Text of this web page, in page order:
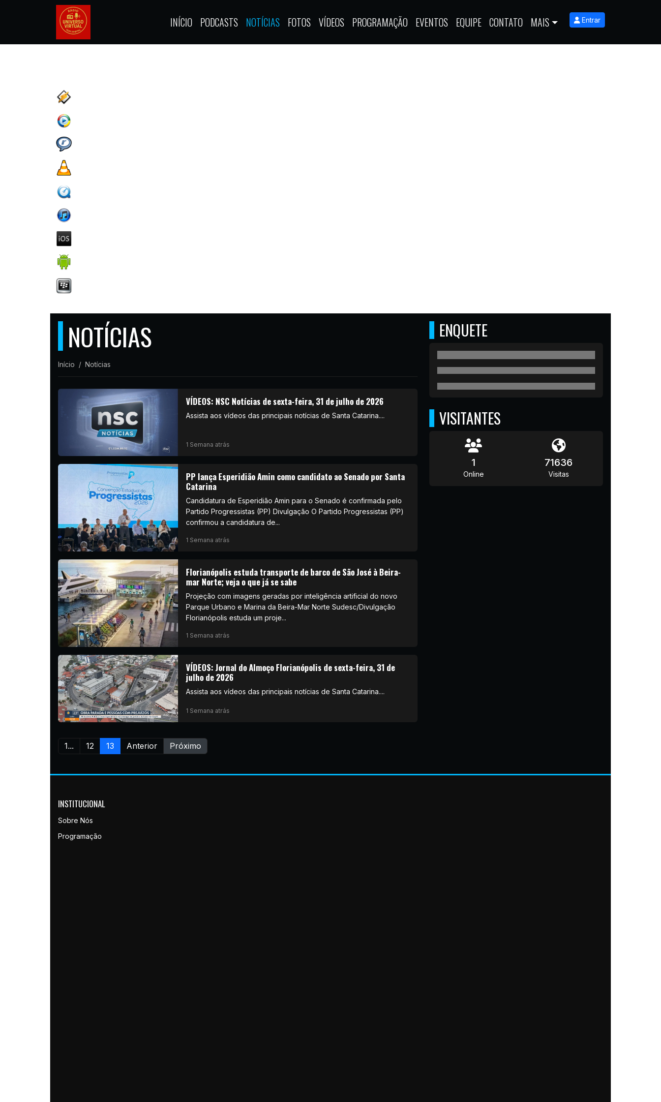
INÍCIO PODCASTS NOTÍCIAS FOTOS VÍDEOS PROGRAMAÇÃO EVENTOS EQUIPE CONTATO MAIS Entrar
NOTÍCIAS
Início Notícias
VÍDEOS: NSC Notícias de sexta-feira, 31 de julho de 2026
Assista aos vídeos das principais notícias de Santa Catarina....
1 Semana atrás
PP lança Esperidião Amin como candidato ao Senado por Santa
Catarina
Candidatura de Esperidião Amin para o Senado é confirmada pelo
Partido Progressistas (PP) Divulgação O Partido Progressistas (PP)
confirmou a candidatura de...
1 Semana atrás
Florianópolis estuda transporte de barco de São José à Beira-
mar Norte; veja o que já se sabe
Projeção com imagens geradas por inteligência artificial do novo
Parque Urbano e Marina da Beira-Mar Norte Sudesc/Divulgação
Florianópolis estuda um proje...
1 Semana atrás
VÍDEOS: Jornal do Almoço Florianópolis de sexta-feira, 31 de
julho de 2026
Assista aos vídeos das principais notícias de Santa Catarina....
1 Semana atrás
1... 12 13 Anterior Próximo
ENQUETE
VISITANTES
1
Online
71636
Visitas
INSTITUCIONAL
Sobre Nós
Programação